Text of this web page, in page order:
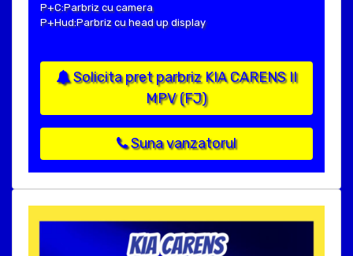
P+C:Parbriz cu camera
P+Hud:Parbriz cu head up display
Solicita pret parbriz KIA CARENS II
MPV (FJ)
Suna vanzatorul